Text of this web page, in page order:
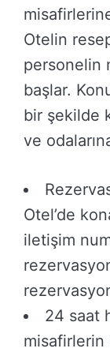
Otelin
personelin
başlar.
bir şekilde
ve
Otel’de
iletişim
24 saat
misafirlerin